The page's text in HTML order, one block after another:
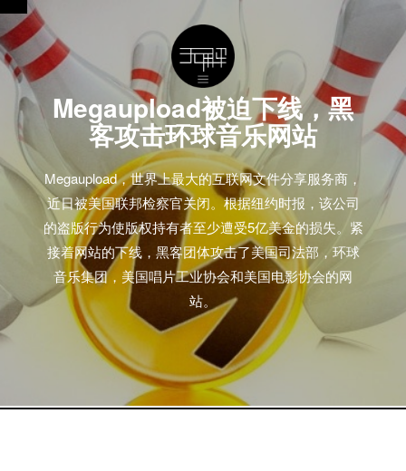
Megaupload被迫下线，黑
客攻击环球音乐网站
Megaupload，世界上最大的互联网文件分享服务商，
近日被美国联邦检察官关闭。根据纽约时报，该公司
的盗版行为使版权持有者至少遭受5亿美金的损失。紧
接着网站的下线，黑客团体攻击了美国司法部，环球
音乐集团，美国唱片工业协会和美国电影协会的网
站。